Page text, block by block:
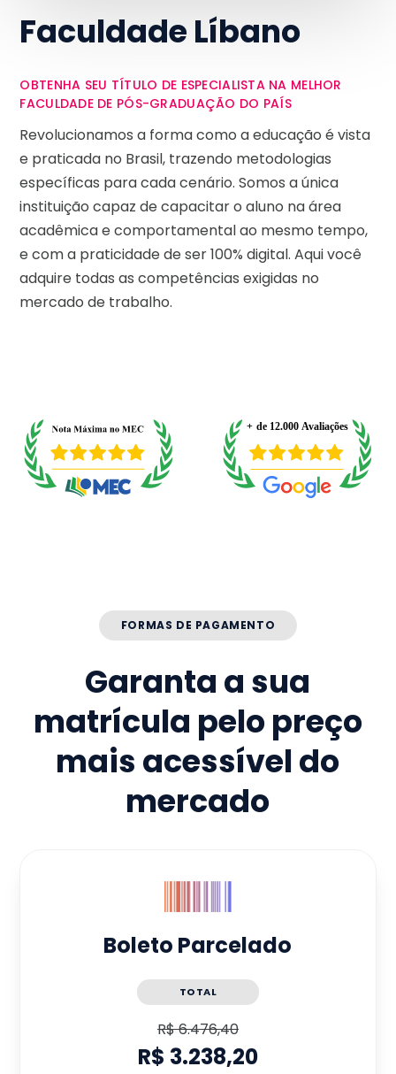
Faculdade Líbano
OBTENHA SEU TÍTULO DE ESPECIALISTA NA MELHOR
FACULDADE DE PÓS-GRADUAÇÃO DO PAÍS
Revolucionamos a forma como a educação é vista
e praticada no Brasil, trazendo metodologias
específicas para cada cenário. Somos a única
instituição capaz de capacitar o aluno na área
acadêmica e comportamental ao mesmo tempo,
e com a praticidade de ser 100% digital. Aqui você
adquire todas as competências exigidas no
mercado de trabalho.
FORMAS DE PAGAMENTO
Garanta a sua
matrícula pelo preço
mais acessível do
mercado
Boleto Parcelado
TOTAL
R$ 6.476,40
R$ 3.238,20